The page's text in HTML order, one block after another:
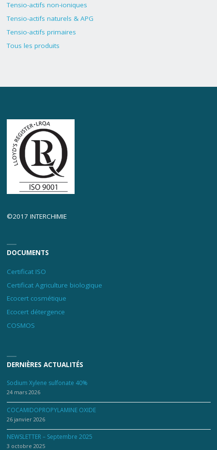
Tensio-actifs non-ioniques
Tensio-actifs naturels & APG
Tensio-actifs primaires
Tous les produits
©2017 INTERCHIMIE
DOCUMENTS
Certificat ISO
Certificat Agriculture biologique
Ecocert cosmétique
Ecocert détergence
COSMOS
DERNIÈRES ACTUALITÉS
Sodium Xylene sulfonate 40%
24 mars 2026
COCAMIDOPROPYLAMINE OXIDE
26 janvier 2026
NEWSLETTER – Septembre 2025
3 octobre 2025